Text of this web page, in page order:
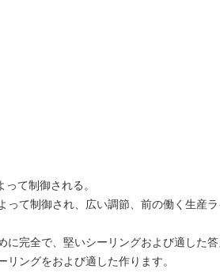
て制御される。
て制御され、広い調節、前の働く生産
完全で、堅いシーリングおよび適した答
リングをおよび適した作ります。